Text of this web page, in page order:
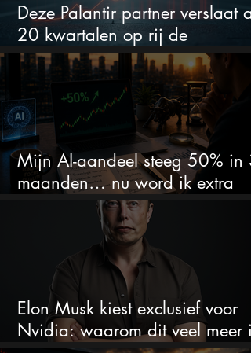
Deze Palantir partner verslaat al
20 kwartalen op rij de
verwachtingen
Mijn AI-aandeel steeg 50% in 3
maanden… nu word ik extra
Elon Musk kiest exclusief voor
Nvidia: waarom dit veel meer is